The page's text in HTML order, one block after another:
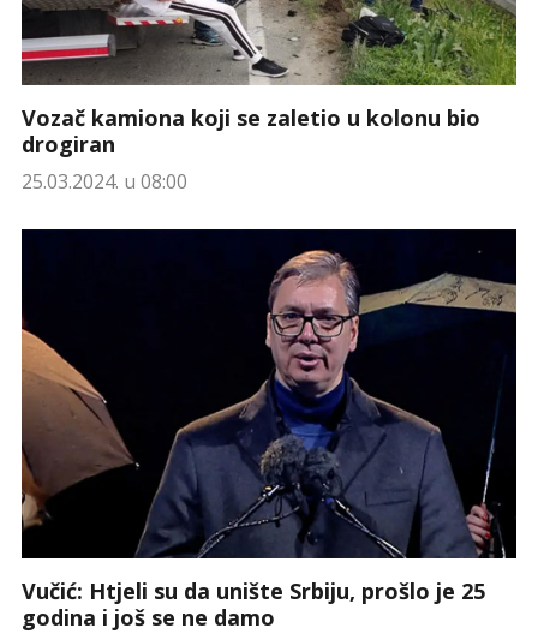
Vozač kamiona koji se zaletio u kolonu bio
drogiran
25.03.2024. u 08:00
Vučić: Htjeli su da unište Srbiju, prošlo je 25
godina i još se ne damo